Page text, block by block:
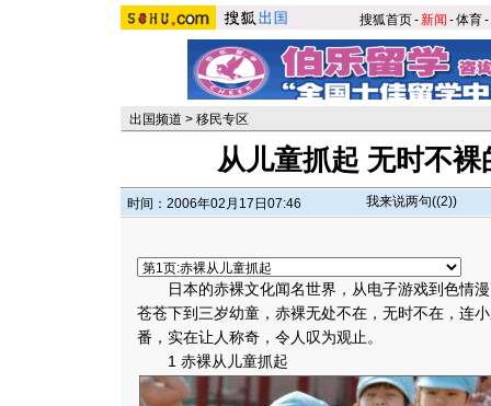
搜狐首页-新闻 -体育-
出国频道 > 移民专区
从儿童抓起 无时不
时间：2006年02月17日07:46 我来说两句((2))
日本的赤裸文化闻名世界，从电子游戏到色情漫
苍苍下到三岁幼童，赤裸无处不在，无时不在，连
番，实在让人称奇，令人叹为观止。
1 赤裸从儿童抓起